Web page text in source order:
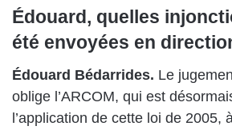
Édouard, quelles
été envoyées en
Édouard Bédarrides. Le
oblige l’ARCOM, qui est
l’application de cette loi de